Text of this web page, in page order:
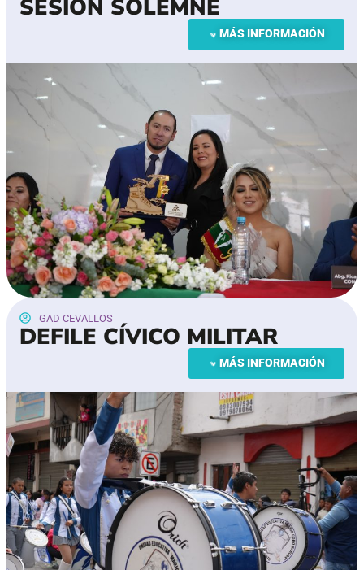
SESIÓN SOLEMNE
MÁS INFORMACIÓN
GAD CEVALLOS
DEFILE CÍVICO MILITAR
MÁS INFORMACIÓN